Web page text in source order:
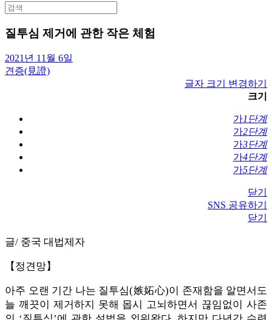
Search
for:
질투심 제거에 관한 작은 체험
2021년 11월 6일
견증(見證)
글자 크기 변경하기
크기
가1단계
가2단계
가3단계
가4단계
가5단계
닫기
SNS 공유하기
닫기
글/ 중국 대법제자
【정견망】
아주 오랜 기간 나는 질투심(嫉妬心)이 존재함을 알면서도
늘 깨끗이 제거하지 못해 몹시 고뇌하면서 끊임없이 사존